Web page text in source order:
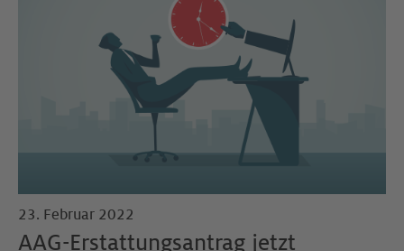
23. Februar 2022
AAG-Erstattungsantrag jetzt